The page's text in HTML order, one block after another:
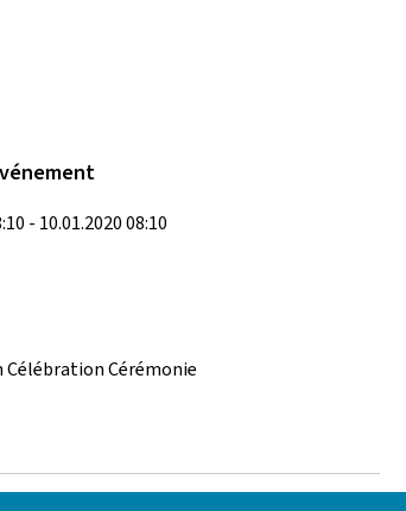
- 10.01.2020 08:10
Cérémonie